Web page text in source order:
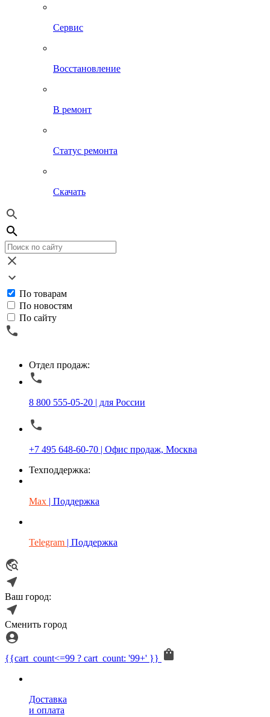
Сервис
Восстановление
В ремонт
Статус ремонта
Скачать
По товарам
По новостям
По сайту
Отдел продаж:
8 800 555-05-20 | для России
+7 495 648-60-70 | Офис продаж, Москва
Техподдержка:
Max | Поддержка
Telegram | Поддержка
Ваш город:
Сменить город
{{cart_count<=99 ? cart_count: '99+' }}
Доставка
и оплата